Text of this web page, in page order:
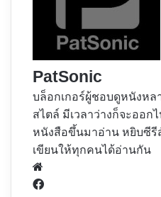
PatSonic
บล็อกเกอร์ผู้ชอบดูหนังหล
สไตล์ มีเวลาว่างก็จะออก
หนังสือขึ้นมาอ่าน หยิบซีรี
เขียนให้ทุกคนได้อ่านกัน
Facebook